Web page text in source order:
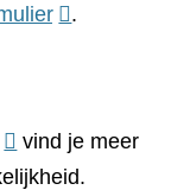
(verwijst
website)
.
vind je meer